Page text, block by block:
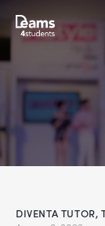
DIVENTA TUTOR,